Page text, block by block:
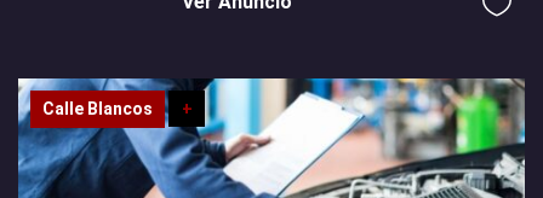
Calle Blancos +